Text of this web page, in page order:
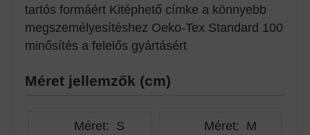
tartós formáért Kitéphető címke a könnyebb
megszemélyesítéshez Oeko-Tex Standard 100
minősítés a felelős gyártásért
Méret jellemzők (cm)
Méret: S
Méret: M